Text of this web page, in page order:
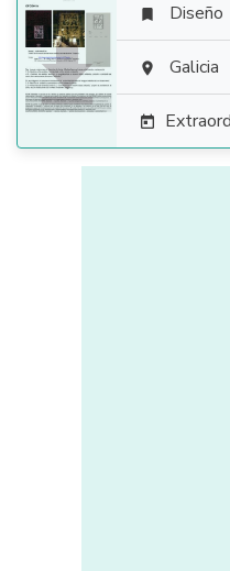

 Diseño
 Galicia
